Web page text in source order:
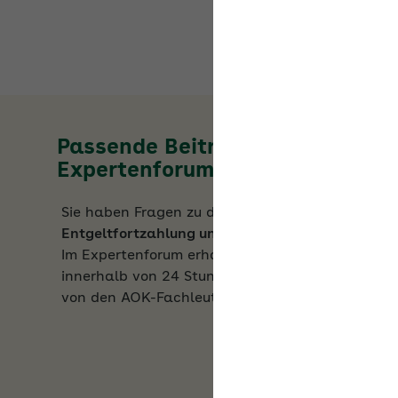
Passende Beiträge im
Expertenforum
Sie haben Fragen zu den Themen
Entgeltfortzahlung und Ausgleichsverfahren
Im Expertenforum erhalten Sie werktäglich
innerhalb von 24 Stunden fundierte Antworten
von den AOK-Fachleuten.